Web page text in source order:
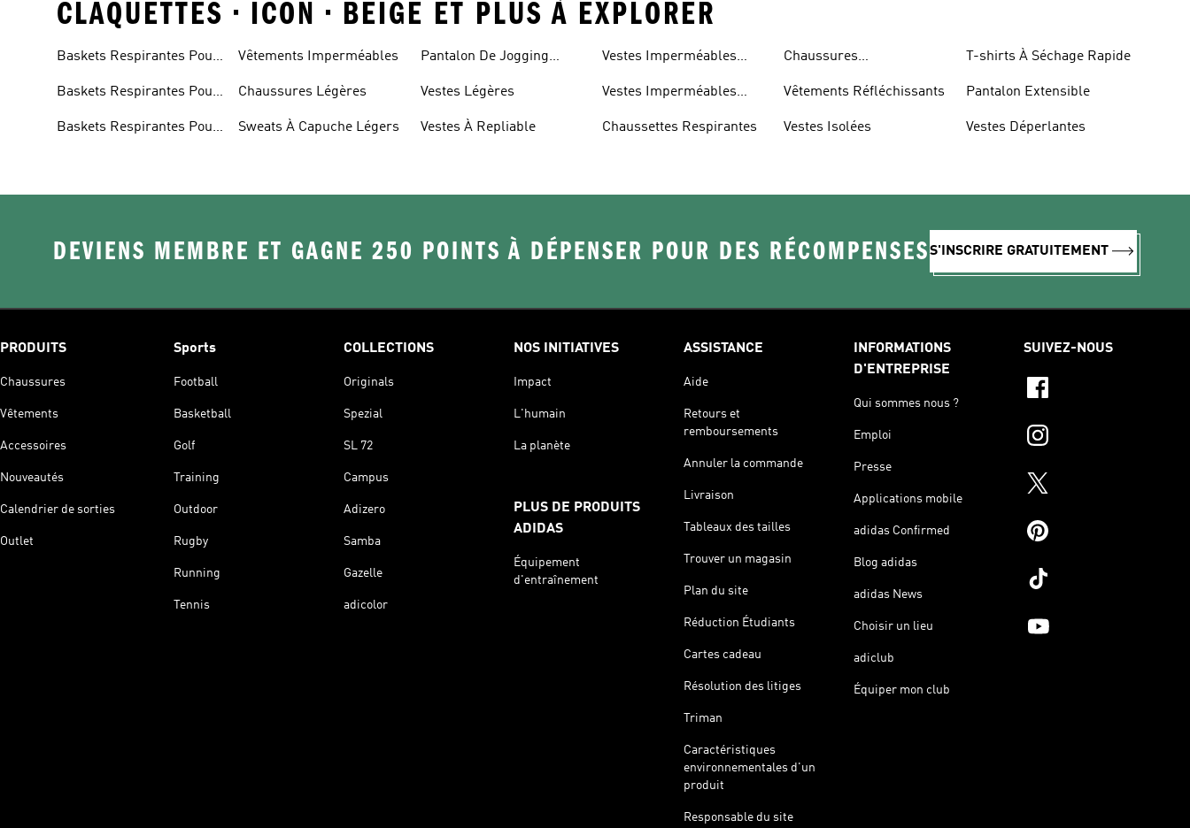
CLAQUETTES • ICON • BEIGE ET PLUS À EXPLORER
Baskets Respirantes Pour
Baskets Respirantes Pour
Baskets Respirantes Pour
Vêtements Imperméables
Chaussures Légères
Sweats À Capuche Légers
Pantalon De Jogging
Vestes Légères
Vestes À Repliable
Vestes Imperméables
Vestes Imperméables
Chaussettes Respirantes
Chaussures
Vêtements Réfléchissants
Vestes Isolées
T-shirts À Séchage Rapide
Pantalon Extensible
Vestes Déperlantes
DEVIENS MEMBRE ET GAGNE 250 POINTS À DÉPENSER POUR DES RÉCOMPENSESS'INSCRIRE GRATUITEMENT
PRODUITS
Chaussures
Vêtements
Accessoires
Nouveautés
Calendrier de sorties
Outlet
Sports
Football
Basketball
Golf
Training
Outdoor
Rugby
Running
Tennis
COLLECTIONS
Originals
Spezial
SL 72
Campus
Adizero
Samba
Gazelle
adicolor
NOS INITIATIVES
Impact
L'humain
La planète
PLUS DE PRODUITS
ADIDAS
Équipement
d'entraînement
ASSISTANCE
Aide
Retours et
remboursements
Annuler la commande
Livraison
Tableaux des tailles
Trouver un magasin
Plan du site
Réduction Étudiants
Cartes cadeau
Résolution des litiges
Triman
Caractéristiques
environnementales d'un
produit
Responsable du site
INFORMATIONS
D'ENTREPRISE
Qui sommes nous ?
Emploi
Presse
Applications mobile
adidas Confirmed
Blog adidas
adidas News
Choisir un lieu
adiclub
Équiper mon club
SUIVEZ-NOUS